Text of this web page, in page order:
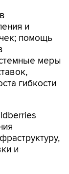
и
помощь
меры
гибкости
и